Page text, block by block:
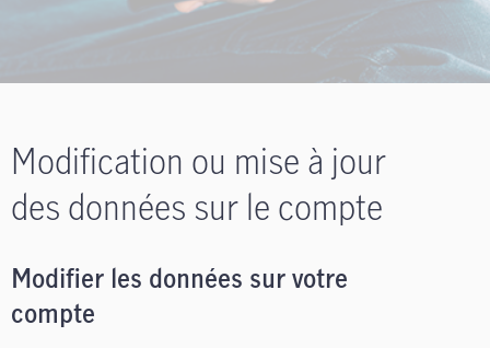
Modification ou mise à jour
des données sur le compte
Modifier les données sur votre
compte